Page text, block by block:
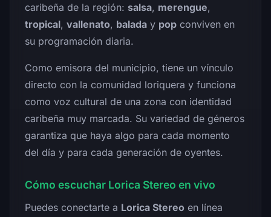
caribeña de la región: salsa, merengue,
tropical, vallenato, balada y pop conviven en
su programación diaria.
Como emisora del municipio, tiene un vínculo
directo con la comunidad loriquera y funciona
como voz cultural de una zona con identidad
caribeña muy marcada. Su variedad de géneros
garantiza que haya algo para cada momento
del día y para cada generación de oyentes.
Cómo escuchar Lorica Stereo en vivo
Puedes conectarte a Lorica Stereo en línea